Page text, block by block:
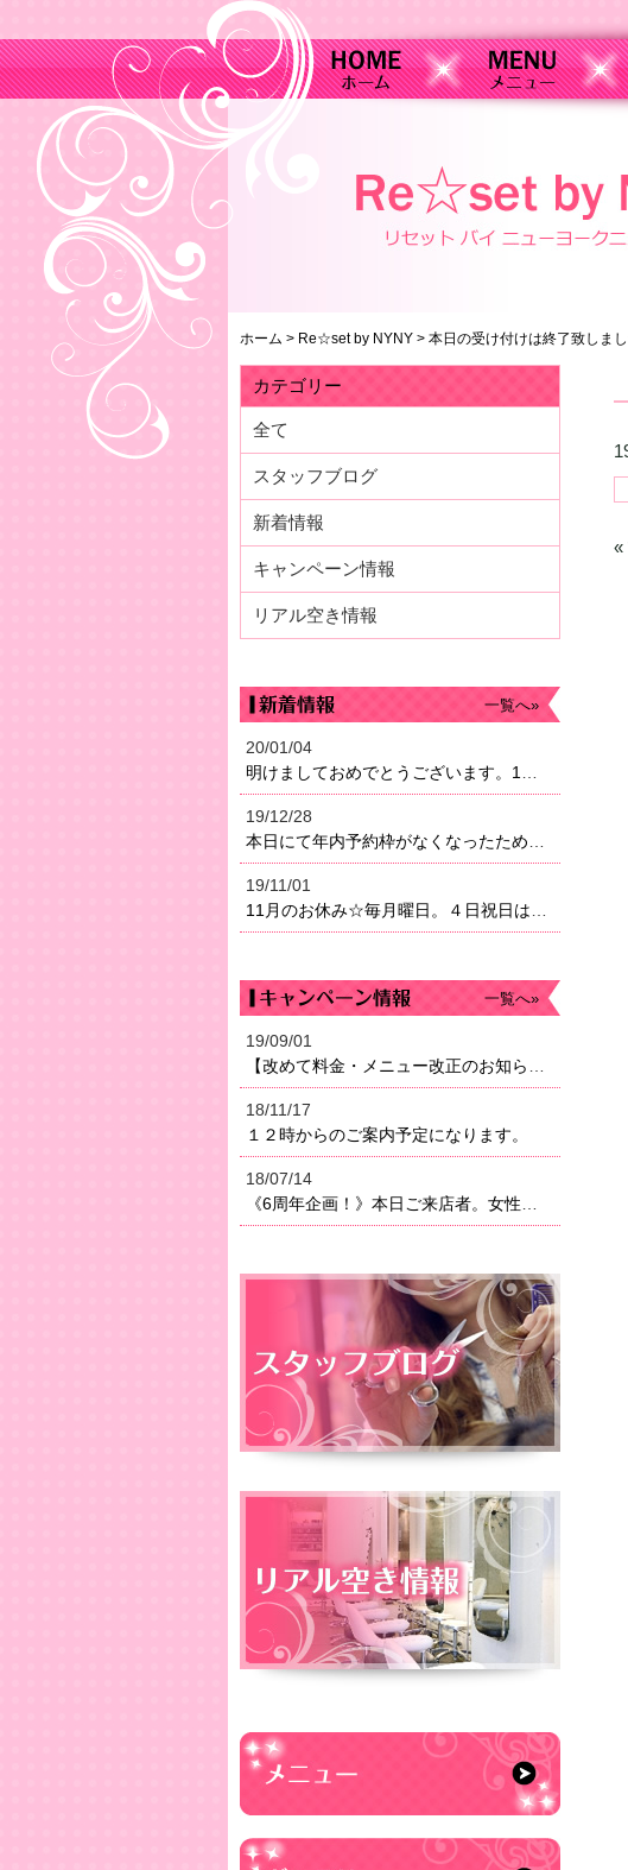
ホーム > Re☆set by NYNY > 本日の受け付けは終了致しま
«
カテゴリー
全て
スタッフブログ
新着情報
キャンペーン情報
リアル空き情報
一覧へ»
20/01/04
19/12/28
19/11/01
一覧へ»
19/09/01
18/11/17
１２時からのご案内予定になります。
18/07/14